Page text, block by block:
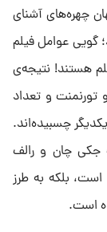
چهره‌های آشنای
گویی عوامل فیلم
هستند! نتیجه‌ی
تورنمنت و تعداد
چسبیده‌اند.
جکی چان و رالف
است، بلکه به طرز
است.